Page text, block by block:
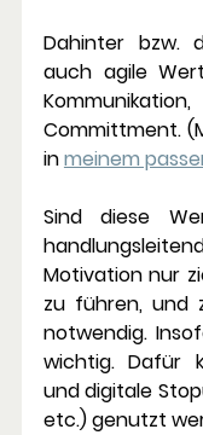
Dahinter bzw.
auch agile
Committment.
in meinem
Sind diese
Motivation nur
zu führen, und
notwendig.
wichtig. Dafür
und digitale
etc.) genutzt